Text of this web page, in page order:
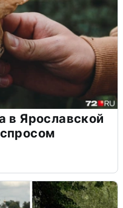
в Ярославской